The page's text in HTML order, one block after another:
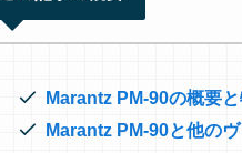
Marantz PM-90の概要
Marantz PM-90と他の